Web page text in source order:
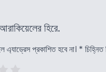
হিরে.
প্রকাশিত হবে না। *